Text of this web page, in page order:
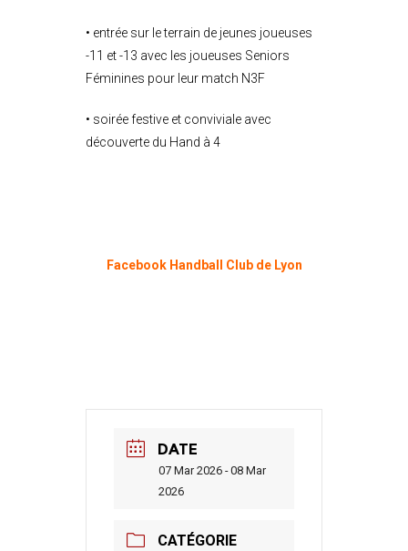
• entrée sur le terrain de jeunes joueuses
-11 et -13 avec les joueuses Seniors
Féminines pour leur match N3F
• soirée festive et conviviale avec
découverte du Hand à 4
Facebook Handball Club de Lyon
DATE
07 Mar 2026 - 08 Mar
2026
CATÉGORIE